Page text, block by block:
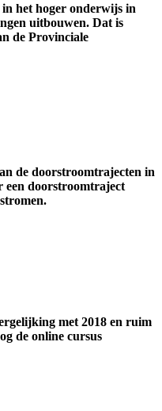
het hoger onderwijs in
uitbouwen. Dat is
de Provinciale
de doorstroomtrajecten in
een doorstroomtraject
met 2018 en ruim
de online cursus